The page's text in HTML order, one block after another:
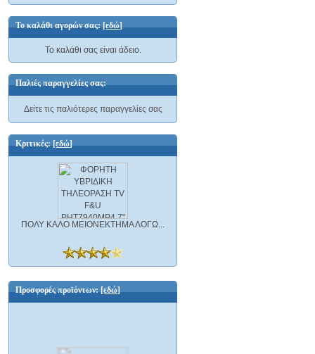
Το καλάθι αγορών σας:[εδώ]
Το καλάθι σας είναι άδειο.
Παλιές παραγγελίες σας:
Δείτε τις παλιότερες παραγγελίες σας
Κριτικές:[εδώ]
ΠΟΛΥ ΚΑΛΟ ΜΕΙΟΝΕΚΤΗΜΑ ΛΟΓΩ...
Προσφορές προϊόντων:[εδώ]